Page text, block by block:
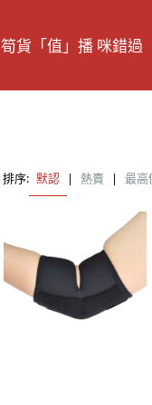
筍貨「值」播 咪錯過
排序: 默認 | 熱賣 | 最高